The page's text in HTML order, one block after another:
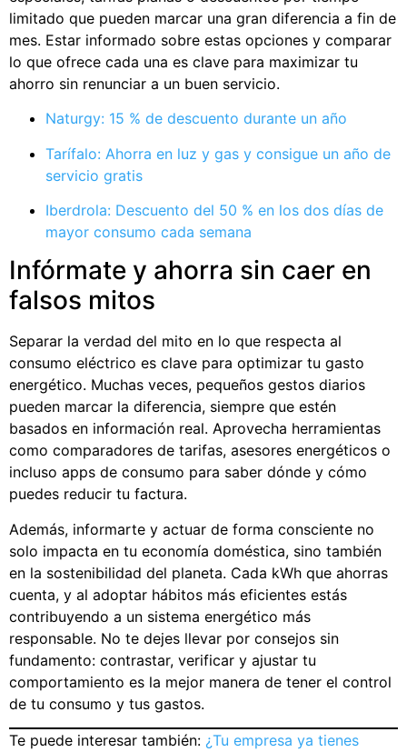
limitado que pueden marcar una gran diferencia a fin de
mes. Estar informado sobre estas opciones y comparar
lo que ofrece cada una es clave para maximizar tu
ahorro sin renunciar a un buen servicio.
Naturgy: 15 % de descuento durante un año
Tarífalo: Ahorra en luz y gas y consigue un año de
servicio gratis
Iberdrola: Descuento del 50 % en los dos días de
mayor consumo cada semana
Infórmate y ahorra sin caer en
falsos mitos
Separar la verdad del mito en lo que respecta al
consumo eléctrico es clave para optimizar tu gasto
energético. Muchas veces, pequeños gestos diarios
pueden marcar la diferencia, siempre que estén
basados en información real. Aprovecha herramientas
como comparadores de tarifas, asesores energéticos o
incluso apps de consumo para saber dónde y cómo
puedes reducir tu factura.
Además, informarte y actuar de forma consciente no
solo impacta en tu economía doméstica, sino también
en la sostenibilidad del planeta. Cada kWh que ahorras
cuenta, y al adoptar hábitos más eficientes estás
contribuyendo a un sistema energético más
responsable. No te dejes llevar por consejos sin
fundamento: contrastar, verificar y ajustar tu
comportamiento es la mejor manera de tener el control
de tu consumo y tus gastos.
Te puede interesar también: ¿Tu empresa ya tienes